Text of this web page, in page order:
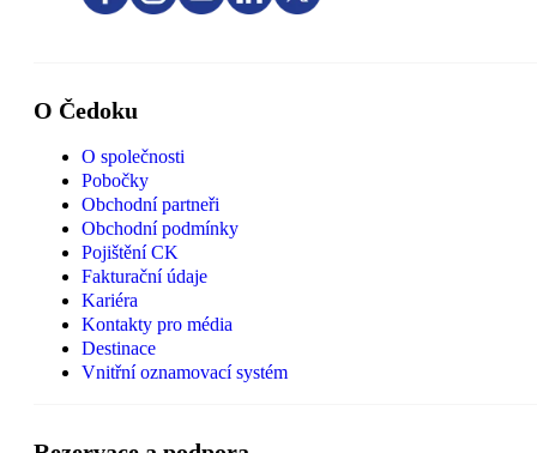
O Čedoku
O společnosti
Pobočky
Obchodní partneři
Obchodní podmínky
Pojištění CK
Fakturační údaje
Kariéra
Kontakty pro média
Destinace
Vnitřní oznamovací systém